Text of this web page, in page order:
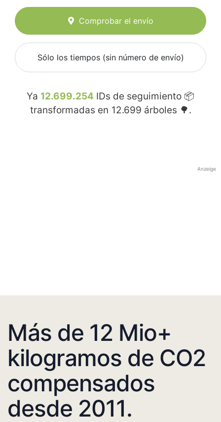
Comprobar el envío
Sólo los tiempos (sin número de envío)
Ya 12.699.254 IDs de seguimiento 📦
transformadas en 12.699 árboles 🌳.
Anzeige
Más de 12 Mio+
kilogramos de CO2
compensados
desde 2011.